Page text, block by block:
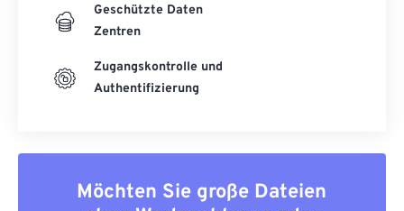
Geschützte Daten
Zentren
Zugangskontrolle und
Authentifizierung
Möchten Sie große Dateien